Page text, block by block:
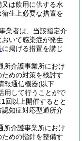
は飲用に供する水
生上必要な措置を
業者は、当該指定介
いて感染症が発生
に掲げる措置を講じ
所介護事業所におけ
めの対策を検討す
報通信機器(以下
用して行うことがで
回以上開催するとと
知症対応型通所介
所介護事業所におけ
めの指針を整備す